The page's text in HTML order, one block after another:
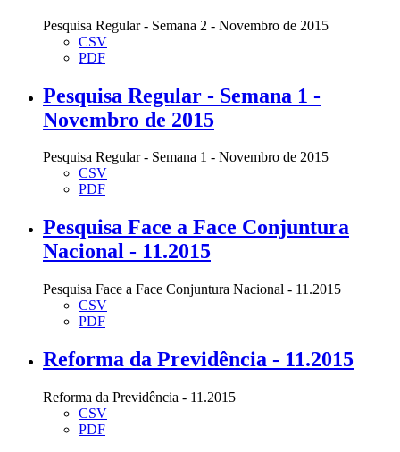
Pesquisa Regular - Semana 2 - Novembro de 2015
CSV
PDF
Pesquisa Regular - Semana 1 -
Novembro de 2015
Pesquisa Regular - Semana 1 - Novembro de 2015
CSV
PDF
Pesquisa Face a Face Conjuntura
Nacional - 11.2015
Pesquisa Face a Face Conjuntura Nacional - 11.2015
CSV
PDF
Reforma da Previdência - 11.2015
Reforma da Previdência - 11.2015
CSV
PDF